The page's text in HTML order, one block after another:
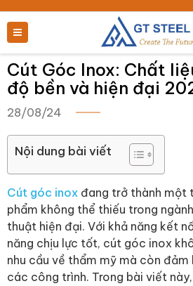
Cút Góc Inox: Chất
độ bền và hiện đại
28/08/24
Nội dung bài viết
Cút góc inox đang trở thành một
phẩm không thể thiếu trong
thuật hiện đại. Với khả năng kết
năng chịu lực tốt, cút góc inox
nhu cầu về thẩm mỹ mà còn
các công trình. Trong bài viết này,